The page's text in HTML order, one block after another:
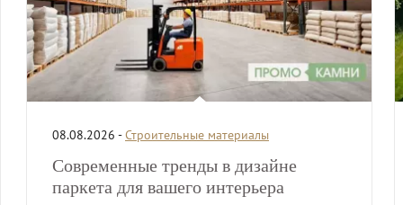
08.08.2026 -Строительные материалы
Современные тренды в дизайне
паркета для вашего интерьера